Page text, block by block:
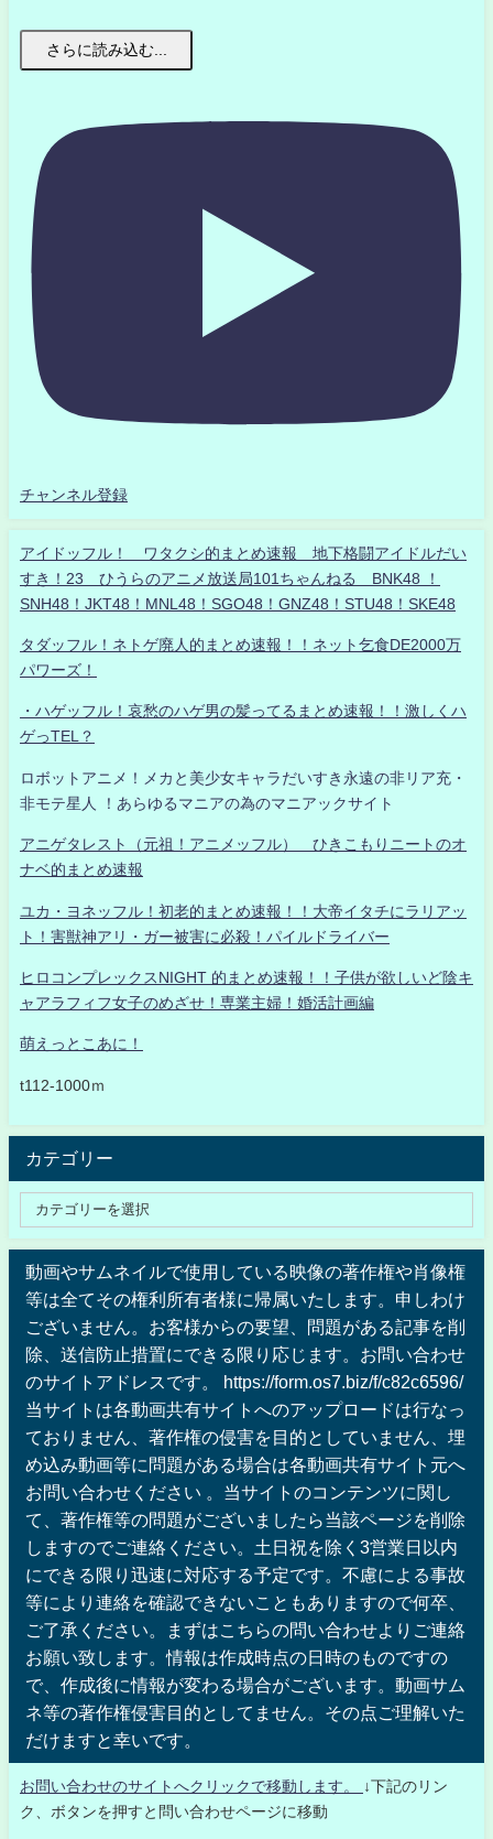
さらに読み込む...
チャンネル登録
アイドッフル！ ワタクシ的まとめ速報 地下格闘アイドルだい
すき！23 ひうらのアニメ放送局101ちゃんねる BNK48 ！
SNH48！JKT48！MNL48！SGO48！GNZ48！STU48！SKE48
タダッフル！ネトゲ廃人的まとめ速報！！ネット乞食DE2000万
パワーズ！
・ハゲッフル！哀愁のハゲ男の髪ってるまとめ速報！！激しくハ
ゲっTEL？
ロボットアニメ！メカと美少女キャラだいすき永遠の非リア充・
非モテ星人 ！あらゆるマニアの為のマニアックサイト
アニゲタレスト（元祖！アニメッフル） ひきこもりニートのオ
ナベ的まとめ速報
ユカ・ヨネッフル！初老的まとめ速報！！大帝イタチにラリアッ
ト！害獣神アリ・ガー被害に必殺！パイルドライバー
ヒロコンプレックスNIGHT 的まとめ速報！！子供が欲しいど陰キ
ャアラフィフ女子のめざせ！専業主婦！婚活計画編
萌えっとこあに！
t112-1000ｍ
カテゴリー
動画やサムネイルで使用している映像の著作権や肖像権
等は全てその権利所有者様に帰属いたします。申しわけ
ございません。お客様からの要望、問題がある記事を削
除、送信防止措置にできる限り応じます。お問い合わせ
のサイトアドレスです。 https://form.os7.biz/f/c82c6596/
当サイトは各動画共有サイトへのアップロードは行なっ
ておりません、著作権の侵害を目的としていません、埋
め込み動画等に問題がある場合は各動画共有サイト元へ
お問い合わせください 。当サイトのコンテンツに関し
て、著作権等の問題がございましたら当該ページを削除
しますのでご連絡ください。土日祝を除く3営業日以内
にできる限り迅速に対応する予定です。不慮による事故
等により連絡を確認できないこともありますので何卒、
ご了承ください。まずはこちらの問い合わせよりご連絡
お願い致します。情報は作成時点の日時のものですの
で、作成後に情報が変わる場合がございます。動画サム
ネ等の著作権侵害目的としてません。その点ご理解いた
だけますと幸いです。
お問い合わせのサイトへクリックで移動します。
↓下記のリン
ク、ボタンを押すと問い合わせページに移動